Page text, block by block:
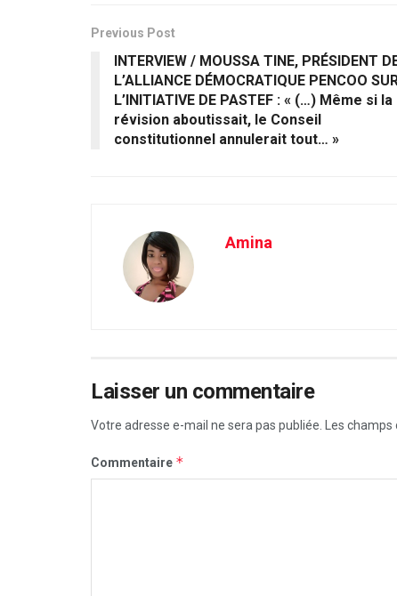
Previous Post
INTERVIEW / MOUSSA TINE, PRÉSIDENT
L’ALLIANCE DÉMOCRATIQUE PENCOO
L’INITIATIVE DE PASTEF : « (…) Même si la
révision aboutissait, le Conseil
constitutionnel annulerait tout… »
Amina
Laisser un commentaire
Votre adresse e-mail ne sera pas publiée. Les
Commentaire *